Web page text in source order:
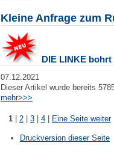
Kleine Anfrage zum
DIE LINKE
07.12.2021
Dieser Artikel wurde bereits
mehr>>>
1| 2 3 4 Eine Seite weiter
Druckversion dieser Seite